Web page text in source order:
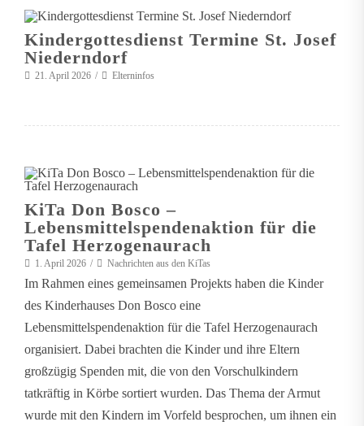
Kindergottesdienst Termine St. Josef
Niederndorf
21. April 2026 Elterninfos
KiTa Don Bosco –
Lebensmittelspendenaktion für die
Tafel Herzogenaurach
1. April 2026 Nachrichten aus den KiTas
Im Rahmen eines gemeinsamen Projekts haben die Kinder
des Kinderhauses Don Bosco eine
Lebensmittelspendenaktion für die Tafel Herzogenaurach
organisiert. Dabei brachten die Kinder und ihre Eltern
großzügig Spenden mit, die von den Vorschulkindern
tatkräftig in Körbe sortiert wurden. Das Thema der Armut
wurde mit den Kindern im Vorfeld besprochen, um ihnen ein